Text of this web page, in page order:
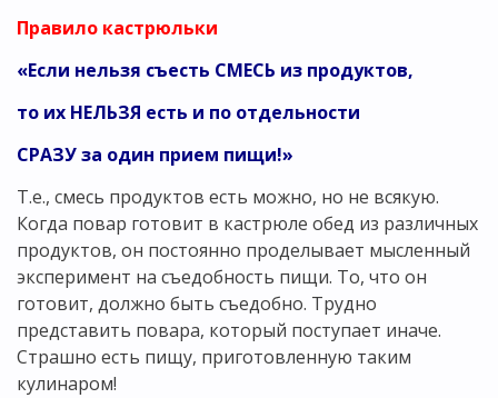
Правило кастрюльки
«Если нельзя съесть СМЕСЬ из продуктов,
то их НЕЛЬЗЯ есть и по отдельности
СРАЗУ за один прием пищи!»
Т.е., смесь продуктов есть можно, но не всякую.
Когда повар готовит в кастрюле обед из различных
продуктов, он постоянно проделывает мысленный
эксперимент на съедобность пищи. То, что он
готовит, должно быть съедобно. Трудно
представить повара, который поступает иначе.
Страшно есть пищу, приготовленную таким
кулинаром!